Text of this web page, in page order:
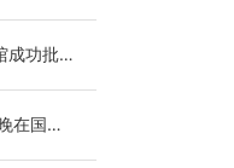
成功批量
在国际